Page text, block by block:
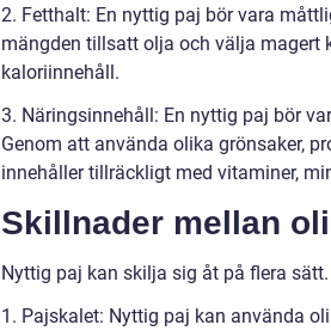
2. Fetthalt: En nyttig paj bör vara
mängden tillsatt olja och välja magert
kaloriinnehåll.
3. Näringsinnehåll: En nyttig paj bör
Genom att använda olika grönsaker,
innehåller tillräckligt med vitaminer,
Skillnader mellan
Nyttig paj kan skilja sig åt på flera
1. Pajskalet: Nyttig paj kan använda